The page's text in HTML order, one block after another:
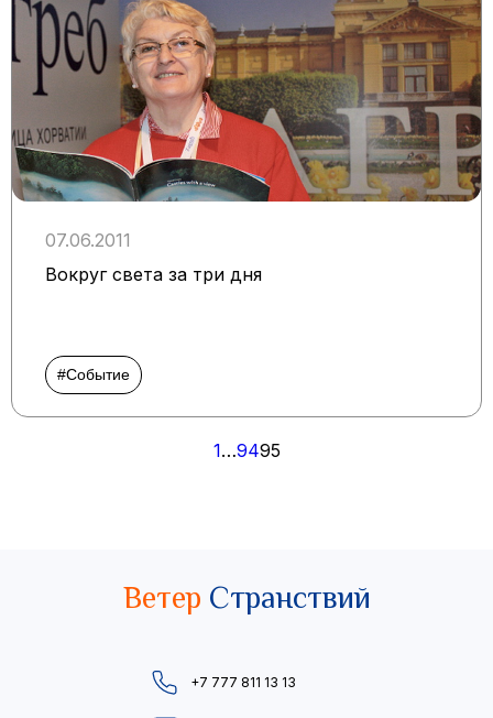
07.06.2011
Вокруг света за три дня
#Событие
1…9495
Ветер Странствий
+7 777 811 13 13